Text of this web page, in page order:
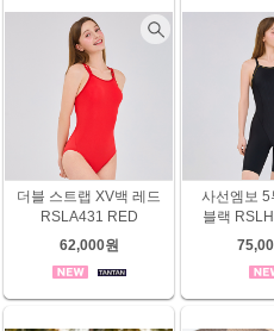
더블 스트랩 XV백 레드
RSLA431 RED
62,000원
사선엠보 5
블랙